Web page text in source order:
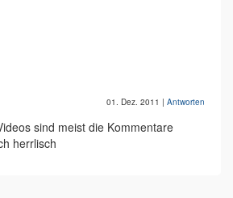
01. Dez. 2011 | Antworten
sind meist die Kommentare
herrlisch